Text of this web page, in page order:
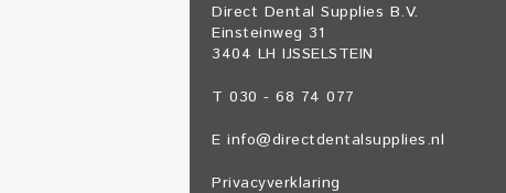
Direct Dental Supplies B.V.
Einsteinweg 31
3404 LH IJSSELSTEIN
T 030 - 68 74 077
E info@directdentalsupplies.nl
Privacyverklaring